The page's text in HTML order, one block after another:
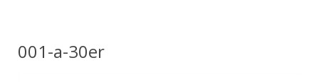
001-a-30er